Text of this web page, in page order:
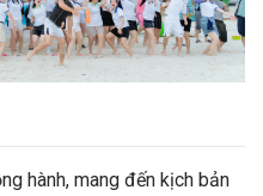
hành, mang đến kịch bản